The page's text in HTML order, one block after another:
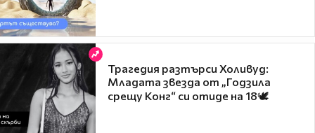
Трагедия разтърси Холивуд:
Младата звезда от „Годзила
срещу Конг“ си отиде на 18🕊️